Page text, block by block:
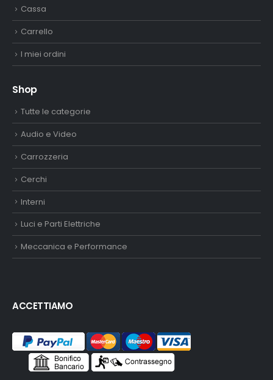
Cassa
Carrello
I miei ordini
Shop
Tutte le categorie
Audio e Video
Carrozzeria
Cerchi
Interni
Luci e Parti Elettriche
Meccanica e Performance
ACCETTIAMO